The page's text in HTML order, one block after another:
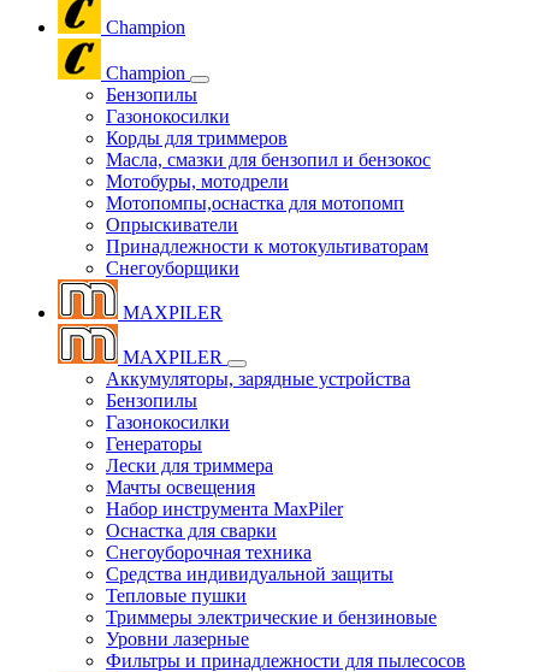
Champion
Champion
Бензопилы
Газонокосилки
Корды для триммеров
Масла, смазки для бензопил и бензокос
Мотобуры, мотодрели
Мотопомпы,оснастка для мотопомп
Опрыскиватели
Принадлежности к мотокультиваторам
Снегоуборщики
MAXPILER
MAXPILER
Аккумуляторы, зарядные устройства
Бензопилы
Газонокосилки
Генераторы
Лески для триммера
Мачты освещения
Набор инструмента MaxPiler
Оснастка для сварки
Снегоуборочная техника
Средства индивидуальной защиты
Тепловые пушки
Триммеры электрические и бензиновые
Уровни лазерные
Фильтры и принадлежности для пылесосов